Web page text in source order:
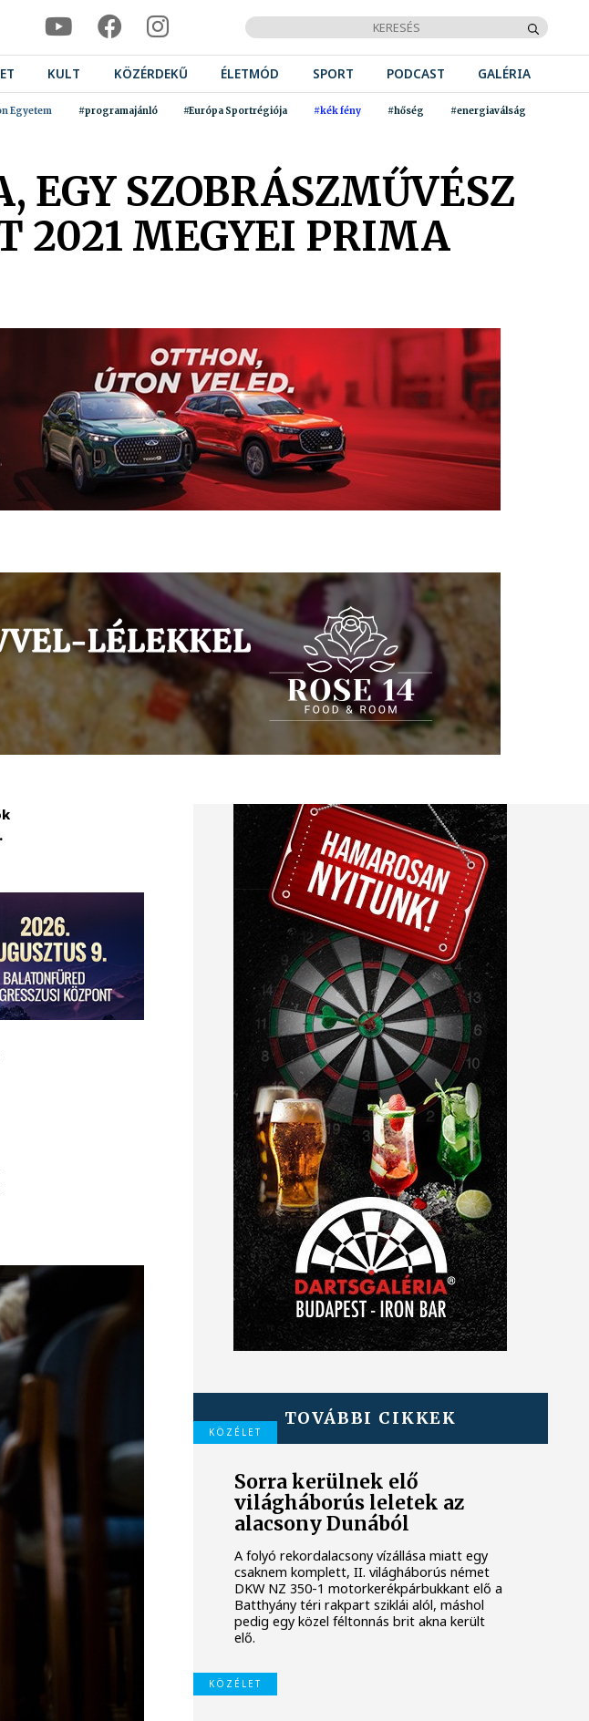
KULT KÖZÉRDEKŰ ÉLETMÓD SPORT PODCAST GALÉRIA
Egyetem #programajánló #Európa Sportrégiója #kék fény #hőség #energiaválság
EGY SZOBRÁSZMŰVÉSZ
2021 MEGYEI PRIMA
TOVÁBBI CIKKEK
KÖZÉLET
Sorra kerülnek elő
világháborús leletek az
alacsony Dunából
A folyó rekordalacsony vízállása miatt egy
csaknem komplett, II. világháborús német
DKW NZ 350-1 motorkerékpárbukkant elő a
Batthyány téri rakpart sziklái alól, máshol
pedig egy közel féltonnás brit akna került
elő.
KÖZÉLET